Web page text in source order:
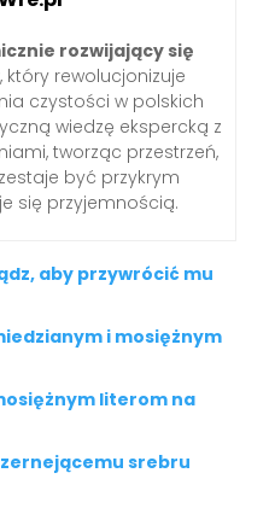
rozwijający się
, który rewolucjonizuje
czystości w polskich
wiedzę ekspercką z
tworząc przestrzeń,
być przykrym
się przyjemnością.
aby przywrócić mu
i mosiężnym
literom na
srebru